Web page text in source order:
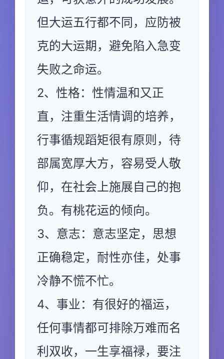
但大运五行都不同，应防被
克的大运期，避免陷入急变
失败之命运。
2、性格：性情温和又正
直，注重生活情调的培养，
行事循规蹈矩很有原则，待
部属宽厚大方，容易受人敬
仰，在社会上施展自己的抱
负。有桃花运的倾向。
3、意志：意志坚定，思想
正确稳定，耐性亦佳，处事
冷静不慌不忙。
4、事业：有很好的福运，
任何事情都可排除万难而名
利双收，一生享福禄，要注